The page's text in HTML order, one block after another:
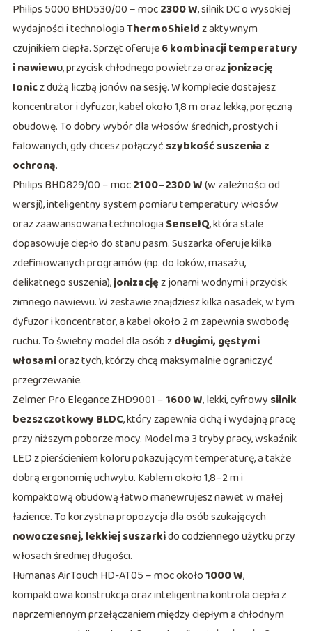
Philips 5000 BHD530/00 – moc2300 W, silnik DC o wysokiej
wydajności i technologiaThermoShieldz aktywnym
czujnikiem ciepła. Sprzęt oferuje6 kombinacji temperatury
i nawiewu, przycisk chłodnego powietrza orazjonizację
Ionicz dużą liczbą jonów na sesję. W komplecie dostajesz
koncentrator i dyfuzor, kabel około 1,8 m oraz lekką, poręczną
obudowę. To dobry wybór dla włosów średnich, prostych i
falowanych, gdy chcesz połączyć szybkość suszenia z
ochroną.
Philips BHD829/00 – moc2100–2300 W(w zależności od
wersji), inteligentny system pomiaru temperatury włosów
oraz zaawansowana technologia SenseIQ, która stale
dopasowuje ciepło do stanu pasm. Suszarka oferuje kilka
zdefiniowanych programów (np. do loków, masażu,
delikatnego suszenia),jonizacjęz jonami wodnymi i przycisk
zimnego nawiewu. W zestawie znajdziesz kilka nasadek, w tym
dyfuzor i koncentrator, a kabel około 2 m zapewnia swobodę
ruchu. To świetny model dla osób zdługimi, gęstymi
włosamioraz tych, którzy chcą maksymalnie ograniczyć
przegrzewanie.
Zelmer Pro Elegance ZHD9001 –1600 W, lekki, cyfrowy silnik
bezszczotkowy BLDC, który zapewnia cichą i wydajną pracę
przy niższym poborze mocy. Model ma 3 tryby pracy, wskaźnik
LED z pierścieniem koloru pokazującym temperaturę, a także
dobrą ergonomię uchwytu. Kablem około 1,8–2 m i
kompaktową obudową łatwo manewrujesz nawet w małej
łazience. To korzystna propozycja dla osób szukających
nowoczesnej, lekkiej suszarkido codziennego użytku przy
włosach średniej długości.
Humanas AirTouch HD-AT05 – moc około1000 W,
kompaktowa konstrukcja oraz inteligentna kontrola ciepła z
naprzemiennym przełączaniem między ciepłym a chłodnym